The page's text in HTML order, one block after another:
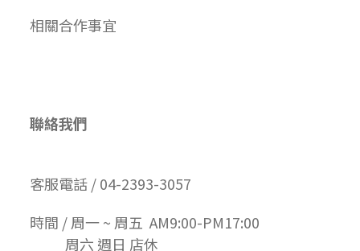
相關合作事宜
聯絡我們
客服電話 / 04-2393-3057
時間 / 周一 ~ 周五 AM9:00-PM17:00
周六 週日 店休